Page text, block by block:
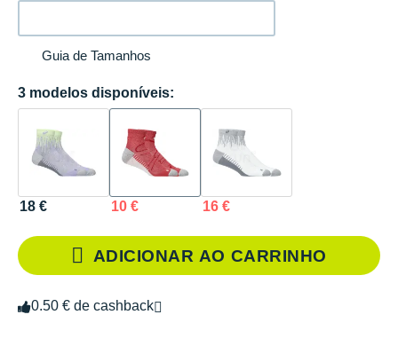
Guia de Tamanhos
3 modelos disponíveis:
18 € 10 € 16 €
ADICIONAR AO CARRINHO
0.50 € de cashback